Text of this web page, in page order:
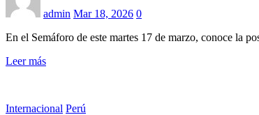
admin Mar 18, 2026 0
En el Semáforo de este martes 17 de marzo, conoce la
Leer más
Internacional Perú